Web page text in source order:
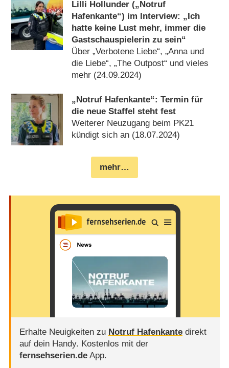
Lilli Hollunder („Notruf
Hafenkante“) im Interview: „Ich
hatte keine Lust mehr, immer die
Gastschauspielerin zu sein“
Über „Verbotene Liebe“, „Anna und
die Liebe“, „The Outpost“ und vieles
mehr (24.09.2024)
„Notruf Hafenkante“: Termin für
die neue Staffel steht fest
Weiterer Neuzugang beim PK21
kündigt sich an (18.07.2024)
mehr…
Erhalte Neuigkeiten zu Notruf Hafenkantedirekt
auf dein Handy. Kostenlos mit der
fernsehserien.deApp.